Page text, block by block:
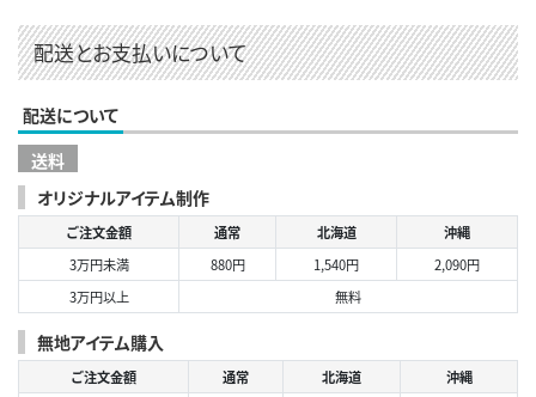
配送とお支払いについて
配送について
送料
オリジナルアイテム制作
ご注文金額 通常 北海道
沖縄
3万円未満
880円 1,540円
2,090円
3万円以上
無料
無地アイテム購入
ご注文金額 通常 北海道
沖縄